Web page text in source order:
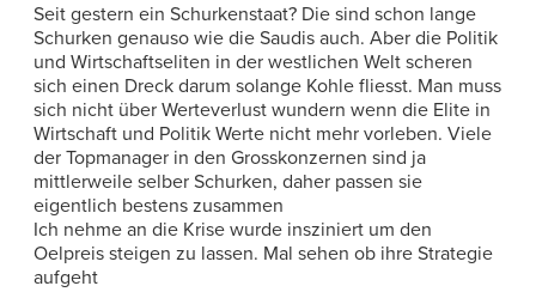
Seit gestern ein Schurkenstaat? Die sind schon lange
Schurken genauso wie die Saudis auch. Aber die Politik
und Wirtschaftseliten in der westlichen Welt scheren
sich einen Dreck darum solange Kohle fliesst. Man muss
sich nicht über Werteverlust wundern wenn die Elite in
Wirtschaft und Politik Werte nicht mehr vorleben. Viele
der Topmanager in den Grosskonzernen sind ja
mittlerweile selber Schurken, daher passen sie
eigentlich bestens zusammen
Ich nehme an die Krise wurde insziniert um den
Oelpreis steigen zu lassen. Mal sehen ob ihre Strategie
aufgeht